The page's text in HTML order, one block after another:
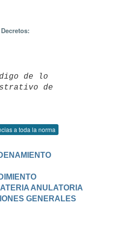
de lo
de
a toda la norma
ANULATORIA
GENERALES